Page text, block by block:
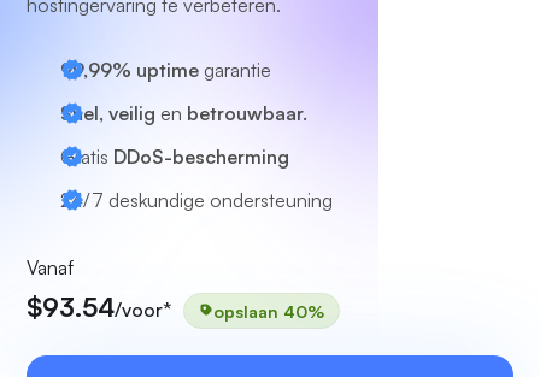
hostingervaring te verbeteren.
99,99% uptime garantie
Snel, veilig en betrouwbaar.
Gratis DDoS-bescherming
24/7 deskundige ondersteuning
Vanaf
$93.54/voor* opslaan 40%